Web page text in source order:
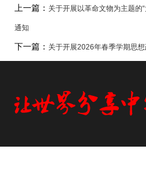
上一篇： 关于开展以革命文物为主题的
通知
下一篇： 关于开展2026年春季学期思